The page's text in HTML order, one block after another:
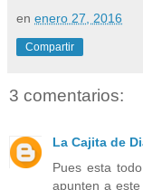
en enero 27, 2016
Compartir
3 comentarios:
La Cajita de
Pues esta
apunten a